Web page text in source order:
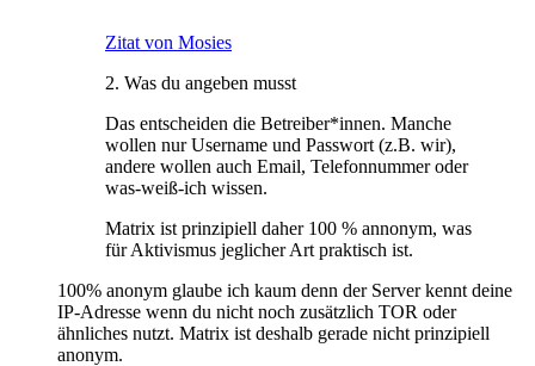
Zitat von Mosies
2. Was du angeben musst
Das entscheiden die Betreiber*innen. Manche
wollen nur Username und Passwort (z.B. wir),
andere wollen auch Email, Telefonnummer oder
was-weiß-ich wissen.
Matrix ist prinzipiell daher 100 % annonym, was
für Aktivismus jeglicher Art praktisch ist.
100% anonym glaube ich kaum denn der Server kennt deine
IP-Adresse wenn du nicht noch zusätzlich TOR oder
ähnliches nutzt. Matrix ist deshalb gerade nicht prinzipiell
anonym.